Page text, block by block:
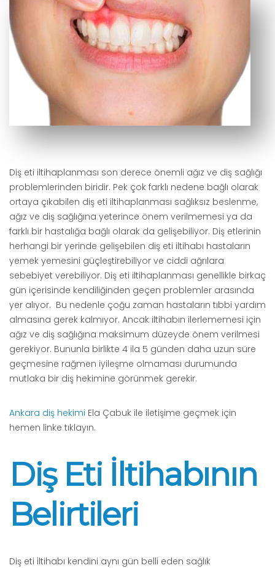
Diş eti iltihaplanması son derece önemli ağız ve diş sağlığı
problemlerinden biridir. Pek çok farklı nedene bağlı olarak
ortaya çıkabilen diş eti iltihaplanması sağlıksız beslenme,
ağız ve diş sağlığına yeterince önem verilmemesi ya da
farklı bir hastalığa bağlı olarak da gelişebiliyor. Diş etlerinin
herhangi bir yerinde gelişebilen diş eti iltihabı hastaların
yemek yemesini güçleştirebiliyor ve ciddi ağrılara
sebebiyet verebiliyor. Diş eti iltihaplanması genellikle birkaç
gün içerisinde kendiliğinden geçen problemler arasında
yer alıyor. Bu nedenle çoğu zaman hastaların tıbbi yardım
almasına gerek kalmıyor. Ancak iltihabın ilerlememesi için
ağız ve diş sağlığına maksimum düzeyde önem verilmesi
gerekiyor. Bununla birlikte 4 ila 5 günden daha uzun süre
geçmesine rağmen iyileşme olmaması durumunda
mutlaka bir diş hekimine görünmek gerekir.
Ankara diş hekimi Ela Çabuk ile iletişime geçmek için
hemen linke tıklayın.
Diş Eti İltihabının
Belirtileri
Diş eti iltihabı kendini aynı gün belli eden sağlık